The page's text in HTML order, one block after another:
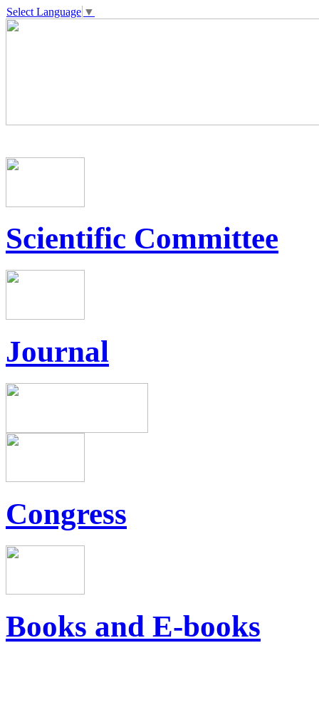
Select Language ▼
Scientific Committee
Journal
Congress
Books and E-books